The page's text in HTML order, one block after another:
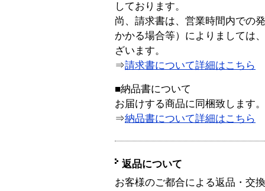
しております。
尚、請求書は、営業時間内での
かかる場合等）によりましては
ざいます。
⇒請求書について詳細はこちら
■納品書について
お届けする商品に同梱致します。
⇒納品書について詳細はこちら
返品について
お客様のご都合による返品・交